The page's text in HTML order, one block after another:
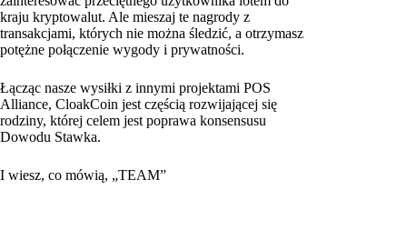
kraju kryptowalut. Ale mieszaj te nagrody z
transakcjami, których nie można śledzić, a otrzymasz
potężne połączenie wygody i prywatności.
Łącząc nasze wysiłki z innymi projektami POS
Alliance, CloakCoin jest częścią rozwijającej się
rodziny, której celem jest poprawa konsensusu
Dowodu Stawka.
I wiesz, co mówią, „TEAM”